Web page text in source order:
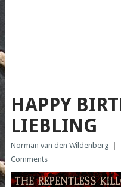
HAPPY
LIEBLING
Norman van den Wildenberg
Comments